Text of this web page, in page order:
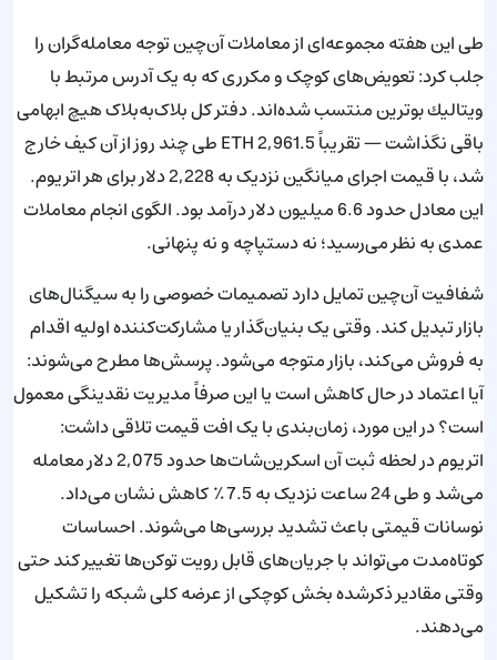
طی این هفته مجموعه‌ای از معاملات آن‌چین توجه معامله‌گران را
جلب کرد: تعویض‌های کوچک و مکرری که به یک آدرس مرتبط با
ویتالیك بوترین منتسب شده‌اند. دفتر کل بلاک‌به‌بلاک هیچ ابهامی
باقی نگذاشت — تقریباً 2,961.5 ETH طی چند روز از آن کیف خارج
شد، با قیمت اجرای میانگین نزدیک به 2,228 دلار برای هر اتریوم.
این معادل حدود 6.6 میلیون دلار درآمد بود. الگوی انجام معاملات
عمدی به نظر می‌رسید؛ نه دستپاچه و نه پنهانی.
شفافیت آن‌چین تمایل دارد تصمیمات خصوصی را به سیگنال‌های
بازار تبدیل کند. وقتی یک بنیان‌گذار یا مشارکت‌کننده اولیه اقدام
به فروش می‌کند، بازار متوجه می‌شود. پرسش‌ها مطرح می‌شوند:
آیا اعتماد در حال کاهش است یا این صرفاً مدیریت نقدینگی معمول
است؟ در این مورد، زمان‌بندی با یک افت قیمت تلاقی داشت:
اتریوم در لحظه ثبت آن اسکرین‌شات‌ها حدود 2,075 دلار معامله
می‌شد و طی 24 ساعت نزدیک به 7.5٪ کاهش نشان می‌داد.
نوسانات قیمتی باعث تشدید بررسی‌ها می‌شوند. احساسات
کوتاه‌مدت می‌تواند با جریان‌های قابل رویت توکن‌ها تغییر کند حتی
وقتی مقادیر ذکرشده بخش کوچکی از عرضه کلی شبکه را تشکیل
می‌دهند.